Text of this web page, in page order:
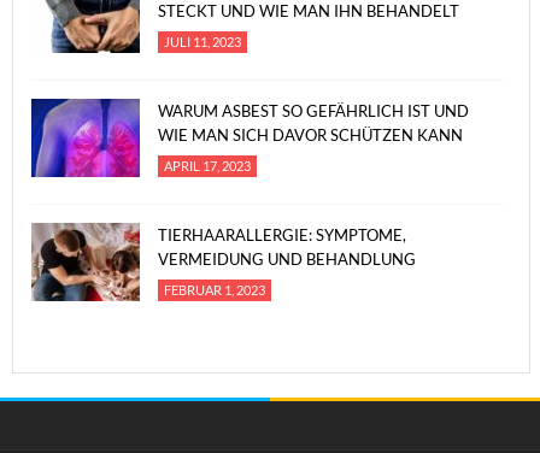
STECKT UND WIE MAN IHN BEHANDELT
JULI 11, 2023
WARUM ASBEST SO GEFÄHRLICH IST UND
WIE MAN SICH DAVOR SCHÜTZEN KANN
APRIL 17, 2023
TIERHAARALLERGIE: SYMPTOME,
VERMEIDUNG UND BEHANDLUNG
FEBRUAR 1, 2023